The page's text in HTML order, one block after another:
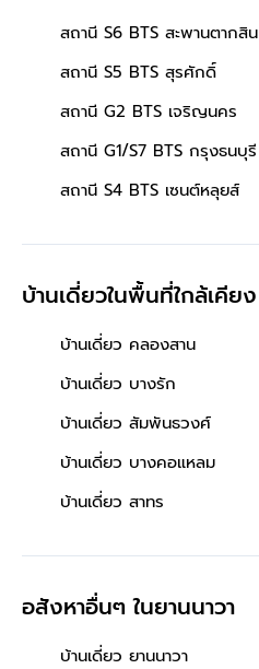
สถานี S6 BTS สะพานตากสิน
สถานี S5 BTS สุรศักดิ์
สถานี G2 BTS เจริญนคร
สถานี G1/S7 BTS กรุงธนบุรี
สถานี S4 BTS เซนต์หลุยส์
บ้านเดี่ยวในพื้นที่ใกล้เคียง
บ้านเดี่ยว คลองสาน
บ้านเดี่ยว บางรัก
บ้านเดี่ยว สัมพันธวงศ์
บ้านเดี่ยว บางคอแหลม
บ้านเดี่ยว สาทร
อสังหาอื่นๆในยานนาวา
บ้านเดี่ยว ยานนาวา